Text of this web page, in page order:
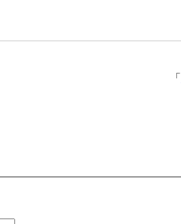
「